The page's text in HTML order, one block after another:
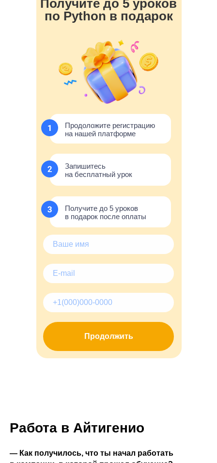
Продоложите регистрацию
на нашей платформе
Запишитесь
на бесплатный урок
Получите до 5 уроков
в подарок после оплаты
Получите до 5 уроков
по Python в подарок
Продолжить
Работа в Айтигенио
— Как получилось, что ты начал работать